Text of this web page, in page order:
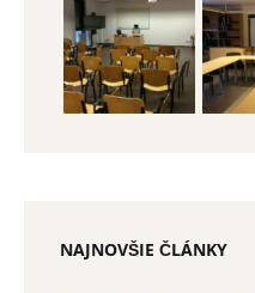
NAJNOVŠIE ČLÁNKY